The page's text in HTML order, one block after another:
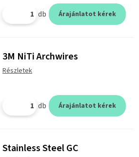
db Árajánlatot kérek
3M NiTi Archwires
Részletek
db Árajánlatot kérek
Stainless Steel GC